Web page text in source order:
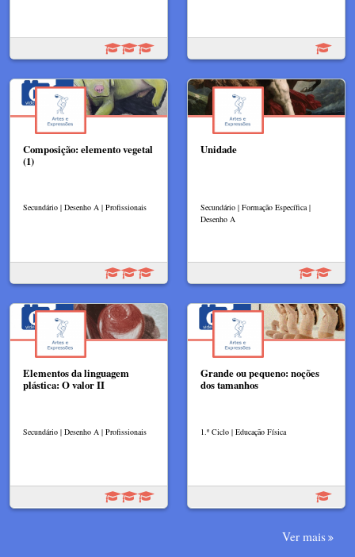
Composição: elemento vegetal
(1)
Secundário | Desenho A | Profissionais
Unidade
Secundário | Formação Específica |
Desenho A
Elementos da linguagem
plástica: O valor II
Secundário | Desenho A | Profissionais
Grande ou pequeno: noções
dos tamanhos
1.º Ciclo | Educação Física
Ver mais